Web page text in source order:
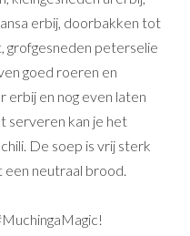
erbij, doorbakken tot
grofgesneden peterselie
goed roeren en
en nog even laten
serveren kan je het
De soep is vrij sterk
neutraal brood.